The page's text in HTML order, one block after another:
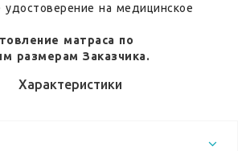
удостоверение на медицинское
матраса по
размерам Заказчика.
Характеристики